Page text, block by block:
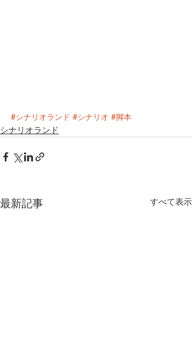
#シナリオランド #シナリオ #脚本
シナリオランド
最新記事 すべて表示